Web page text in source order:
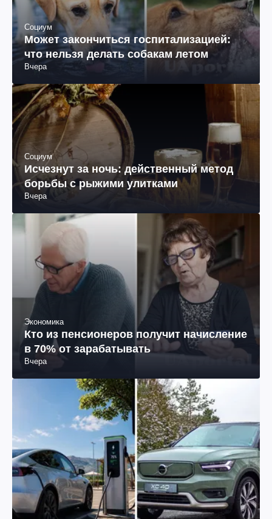
Социум
Может закончиться госпитализацией:
что нельзя делать собакам летом
Вчера
Социум
Исчезнут за ночь: действенный метод
борьбы с рыжими улитками
Вчера
Экономика
Кто из пенсионеров получит начисление
в 70% от зарабатывать
Вчера